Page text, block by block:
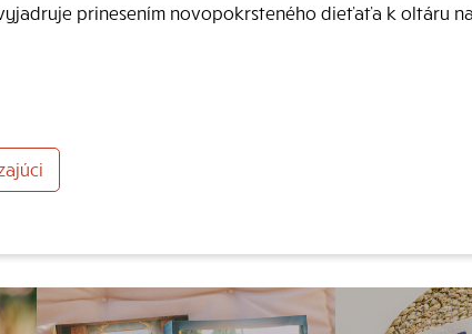
prinesením novopokrsteného dieťaťa k oltáru na